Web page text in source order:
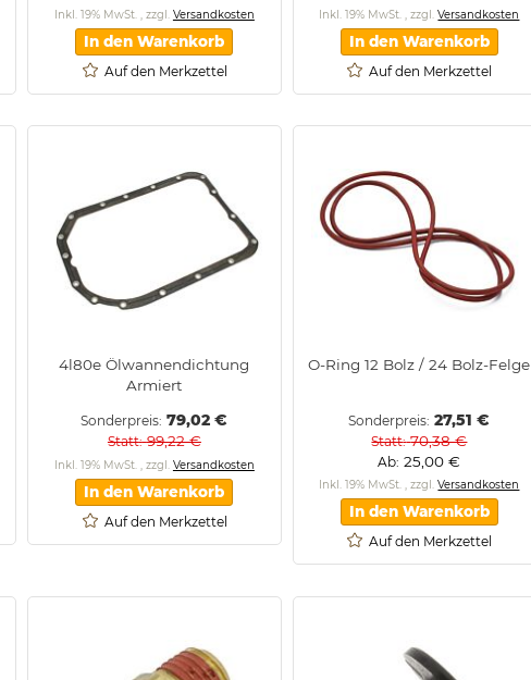
Inkl. 19% MwSt. zzgl. Versandkosten
In den Warenkorb
Auf den Merkzettel
Inkl. 19% MwSt. ,zzgl.Versandkosten
In den Warenkorb
Auf den Merkzettel
4l80e Ölwannendichtung
Armiert
Sonderpreis 79,02 €
Statt 99,22 €
Inkl. 19% MwSt. , zzgl. Versandkosten
In den Warenkorb
Auf den Merkzettel
O-Ring 12 Bolz / 24 Bolz-Felge
Sonderpreis 27,51 €
Statt 70,38 €
Ab 25,00 €
Inkl. 19% MwSt.,zzgl.Versandkosten
In den Warenkorb
Auf den Merkzettel